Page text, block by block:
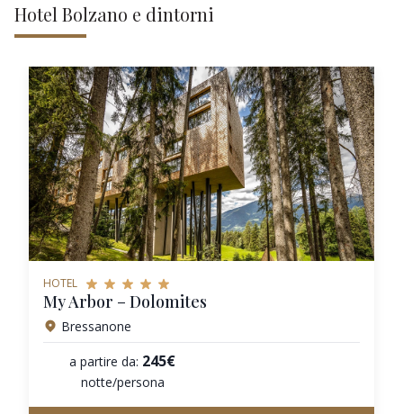
Hotel Bolzano e dintorni
HOTEL
My Arbor – Dolomites
Bressanone
a partire da: 245€
notte/persona